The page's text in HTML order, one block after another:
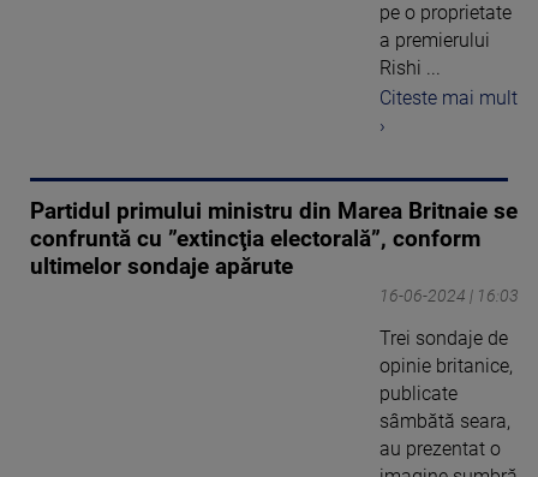
pe o proprietate
a premierului
Rishi ...
Citeste mai mult
›
Partidul primului ministru din Marea Britnaie se
confruntă cu ”extincţia electorală”, conform
ultimelor sondaje apărute
16-06-2024 | 16:03
Trei sondaje de
opinie britanice,
publicate
sâmbătă seara,
au prezentat o